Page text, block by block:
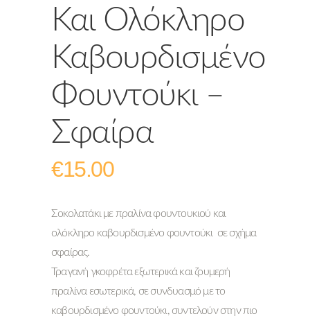
Και Ολόκληρο
Καβουρδισμένο
Φουντούκι –
Σφαίρα
€15.00
Σοκολατάκι με πραλίνα φουντουκιού και
ολόκληρο καβουρδισμένο φουντούκι σε σχήμα
σφαίρας.
Τραγανή γκοφρέτα εξωτερικά και ζουμερή
πραλίνα εσωτερικά, σε συνδυασμό με το
καβουρδισμένο φουντούκι, συντελούν στην πιο